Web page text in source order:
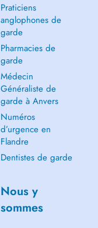
Praticiens
anglophones de
garde
Pharmacies de
garde
Médecin
Généraliste de
garde à Anvers
Numéros
d’urgence en
Flandre
Dentistes de garde
Nous y
sommes